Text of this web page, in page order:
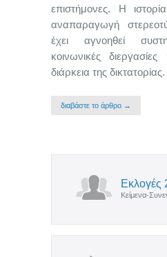
επιστήμονες. Η
αναπαραγωγή
έχει αγνοηθεί
κοινωνικές
διάρκεια της δικτατορίας.
διαβάστε το άρθρο →
Εκλογές
Κείμενα-